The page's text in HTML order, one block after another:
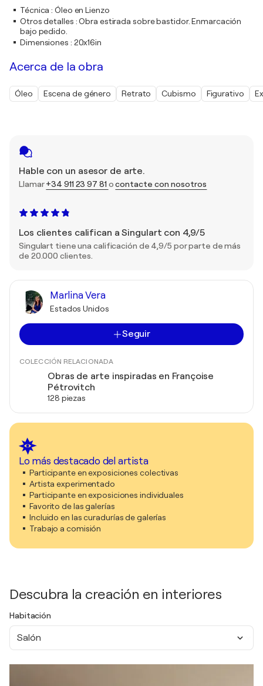
Hable con un asesor de arte.
Llamar+34 911 23 97 81 ocontacte con nosotros
Los clientes califican a Singulart con 4,9/5
Singulart tiene una calificación de 4,9/5 por parte de más
de 20.000 clientes.
Marlina Vera
Estados Unidos
Seguir
COLECCIÓN RELACIONADA
Obras de arte inspiradas en Françoise
Pétrovitch
128 piezas
Lo más destacado del artista
Participante en exposiciones colectivas
Artista experimentado
Participante en exposiciones individuales
Favorito de las galerías
Incluido en las curadurías de galerías
Trabajo a comisión
Descubra la creación en interiores
Habitación
Salón
Técnica :Óleo en Lienzo
Otros detalles :Obra estirada sobre bastidor. Enmarcación
bajo pedido.
Dimensiones : 20x16in
Acerca de la obra
Óleo Escena de género Retrato Cubismo Figurativo